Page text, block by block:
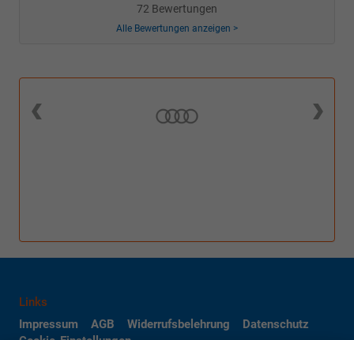
72 Bewertungen
Alle Bewertungen anzeigen >
Links
Impressum
AGB Widerrufsbelehrung
Datenschutz